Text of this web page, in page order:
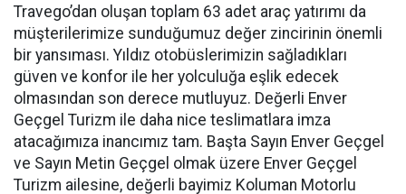
Travego’dan oluşan toplam 63 adet araç yatırımı da
müşterilerimize sunduğumuz değer zincirinin önemli
bir yansıması. Yıldız otobüslerimizin sağladıkları
güven ve konfor ile her yolculuğa eşlik edecek
olmasından son derece mutluyuz. Değerli Enver
Geçgel Turizm ile daha nice teslimatlara imza
atacağımıza inancımız tam. Başta Sayın Enver Geçgel
ve Sayın Metin Geçgel olmak üzere Enver Geçgel
Turizm ailesine, değerli bayimiz Koluman Motorlu